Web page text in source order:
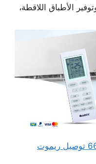
الأطباق اللاقطة،
توصيل ريموت للمنزل 66041166 توصيل ريموت